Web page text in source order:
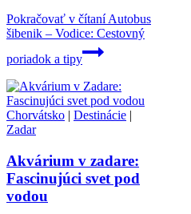
Pokračovať v čítaníAutobus
šibenik – Vodice: Cestovný
poriadok a tipy
Chorvátsko | Destinácie |
Zadar
Akvárium v zadare:
Fascinujúci svet pod
vodou